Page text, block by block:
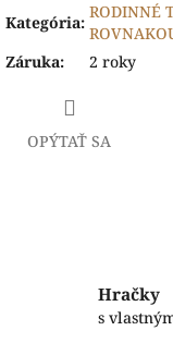
Kategória:
RODINNÉ
Záruka: 2 roky
OPÝTAŤ SA
Hračky
s